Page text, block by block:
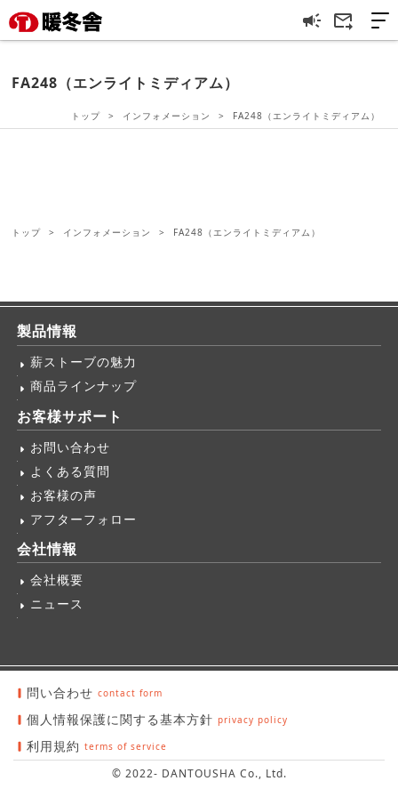
campaign forward_to_inbox
FA248（エンライトミディアム）
トップ インフォメーション FA248（エンライトミディアム）
トップ インフォメーション FA248（エンライトミディアム）
製品情報
薪ストーブの魅力
商品ラインナップ
お客様サポート
お問い合わせ
よくある質問
お客様の声
アフターフォロー
会社情報
会社概要
ニュース
問い合わせ
個人情報保護に関する基本方針
利用規約
© 2022- DANTOUSHA Co., Ltd.